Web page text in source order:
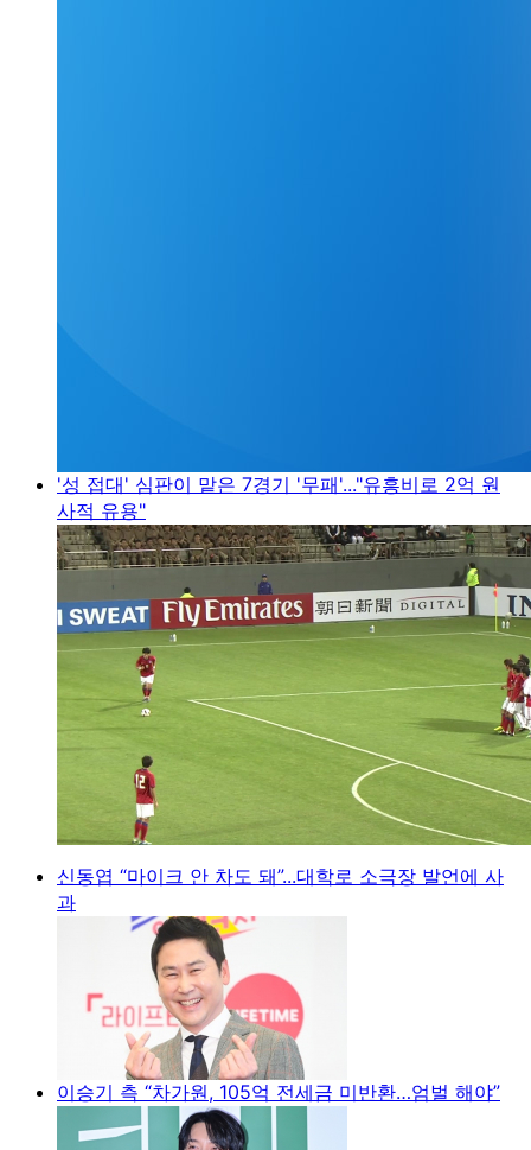
'성 접대' 심판이 맡은 7경기 '무패'..."유흥비로 2억 원
사적 유용"
신동엽 “마이크 안 차도 돼”...대학로 소극장 발언에 사
과
이승기 측 “차가원, 105억 전세금 미반환…엄벌 해야”